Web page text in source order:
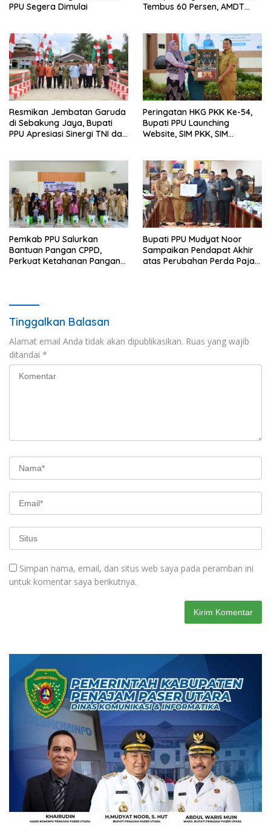
PPU Segera Dimulai
Tembus 60 Persen, AMDT
Resmikan Jembatan Garuda
di Sebakung Jaya, Bupati
PPU Apresiasi Sinergi TNI dan
Peringatan HKG PKK Ke-54,
Bupati PPU Launching
Website, SIM PKK, SIM
Pemkab PPU Salurkan
Bantuan Pangan CPPD,
Perkuat Ketahanan Pangan
Bupati PPU Mudyat Noor
Sampaikan Pendapat Akhir
atas Perubahan Perda Pajak
Tinggalkan Balasan
Alamat email Anda tidak akan dipublikasikan. Ruas yang wajib
ditandai *
Simpan nama, email, dan situs web saya pada peramban ini
untuk komentar saya berikutnya.